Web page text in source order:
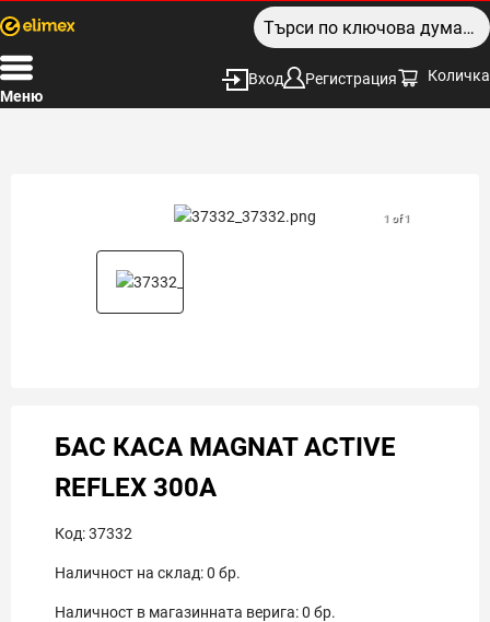
Меню
Вход Регистрация Количка
1 of 1
БАС КАСА MAGNAT ACTIVE
REFLEX 300A
Код:37332
Наличност на склад:0 бр.
Наличност в магазинната верига:0 бр.